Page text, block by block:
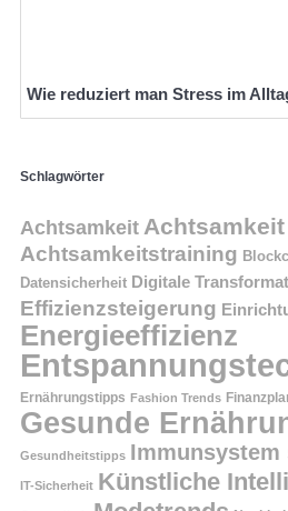
Wie reduziert man Stress im
Schlagwörter
Achtsamkeit
Achtsamkeitstraining
Datensicherheit Digitale
Effizienzsteigerung
Energieeffizienz
Ernährungstipps Fashion Trends
Gesunde
Gesundheitstipps Immunsystem
IT-Sicherheit Künstliche